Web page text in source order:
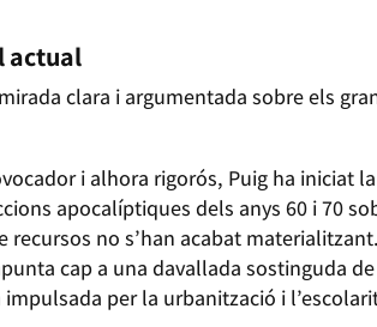
actual
clara i argumentada sobre els
i alhora rigorós, Puig ha iniciat
apocalíptiques dels anys 60 i 70
recursos no s’han acabat
cap a una davallada sostinguda
per la urbanització i